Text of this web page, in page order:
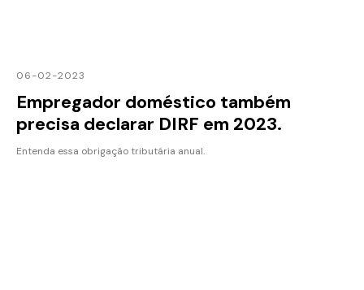
06-02-2023
Empregador doméstico também
precisa declarar DIRF em 2023.
Entenda essa obrigação tributária anual.